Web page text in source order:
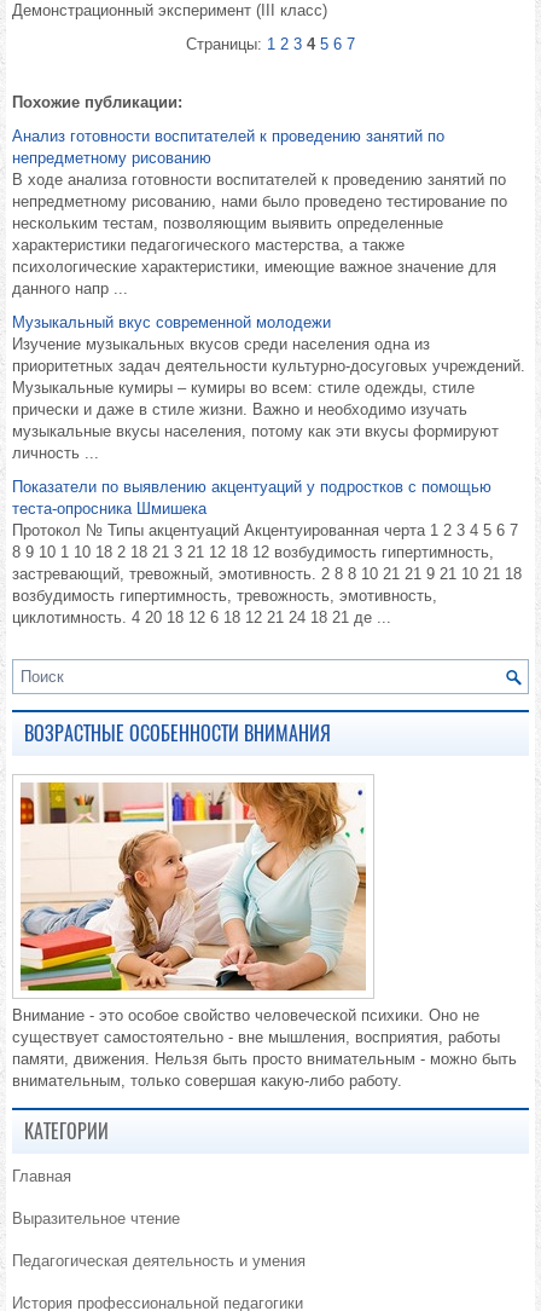
Демонстрационный эксперимент (III класс)
Страницы: 1 2 3 4 5 6 7
Похожие публикации:
Анализ готовности воспитателей к проведению занятий по
непредметному рисованию
В ходе анализа готовности воспитателей к проведению занятий по
непредметному рисованию, нами было проведено тестирование по
нескольким тестам, позволяющим выявить определенные
характеристики педагогического мастерства, а также
психологические характеристики, имеющие важное значение для
данного напр ...
Музыкальный вкус современной молодежи
Изучение музыкальных вкусов среди населения одна из
приоритетных задач деятельности культурно-досуговых учреждений.
Музыкальные кумиры – кумиры во всем: стиле одежды, стиле
прически и даже в стиле жизни. Важно и необходимо изучать
музыкальные вкусы населения, потому как эти вкусы формируют
личность ...
Показатели по выявлению акцентуаций у подростков с помощью
теста-опросника Шмишека
Протокол № Типы акцентуаций Акцентуированная черта 1 2 3 4 5 6 7
8 9 10 1 10 18 2 18 21 3 21 12 18 12 возбудимость гипертимность,
застревающий, тревожный, эмотивность. 2 8 8 10 21 21 9 21 10 21 18
возбудимость гипертимность, тревожность, эмотивность,
циклотимность. 4 20 18 12 6 18 12 21 24 18 21 де ...
ВОЗРАСТНЫЕ ОСОБЕННОСТИ ВНИМАНИЯ
Внимание - это особое свойство человеческой психики. Оно не
существует самостоятельно - вне мышления, восприятия, работы
памяти, движения. Нельзя быть просто внимательным - можно быть
внимательным, только совершая какую-либо работу.
КАТЕГОРИИ
Главная
Выразительное чтение
Педагогическая деятельность и умения
История профессиональной педагогики